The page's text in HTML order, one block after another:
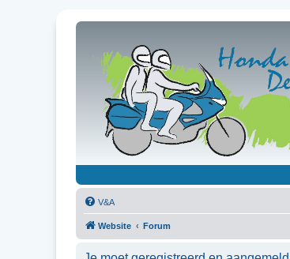
V&A
Website Forum